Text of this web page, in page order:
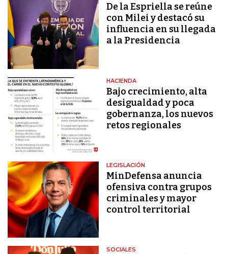
De la Espriella se reúne
con Milei y destacó su
influencia en su llegada
a la Presidencia
HACIENDA
Bajo crecimiento, alta
desigualdad y poca
gobernanza, los nuevos
retos regionales
LEGISLACIÓN
MinDefensa anuncia
ofensiva contra grupos
criminales y mayor
control territorial
SOCIALES